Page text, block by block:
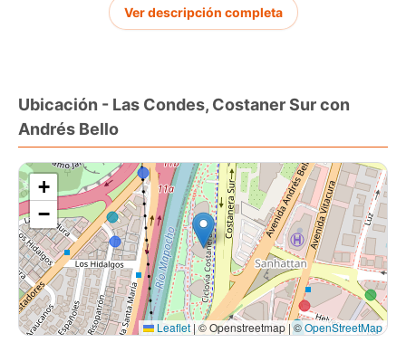
Sistema de clima hidrogestión
Sistema de seguridad CCTV, detectores de humo, sprinklers
Ver descripción completa
Ubicación - Las Condes, Costaner Sur con
Andrés Bello
+
−
Leaflet|© Openstreetmap | ©OpenStreetMap